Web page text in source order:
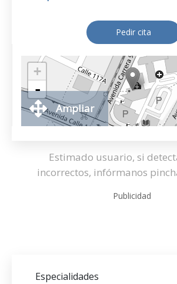
Pedir cita
+
-
Ampliar
Estimado usuario, si
incorrectos, infórmanos
Publicidad
Especialidades